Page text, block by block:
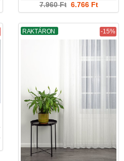
7.960 Ft6.766 Ft
RAKTÁRON -15%